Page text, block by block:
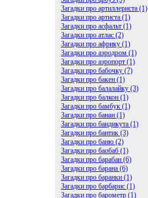
Загадки про артиллериста (1)
Загадки про артиста (1)
Загадки про асфальт (1)
Загадки про атлас (2)
Загадки про африку (1)
Загадки про аэродром (1)
Загадки про аэропорт (1)
Загадки про бабочку (7)
Загадки про бакен (1)
Загадки про балалайку (3)
Загадки про балкон (1)
Загадки про бамбук (1)
Загадки про банан (1)
Загадки про бандикута (1)
Загадки про бантик (3)
Загадки про баню (2)
Загадки про баобаб (1)
Загадки про барабан (6)
Загадки про барана (6)
Загадки про баранки (1)
Загадки про барбарис (1)
Загадки про барометр (1)